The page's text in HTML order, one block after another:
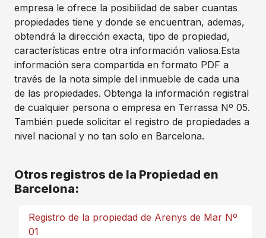
empresa le ofrece la posibilidad de saber cuantas
propiedades tiene y donde se encuentran, ademas,
obtendrá la dirección exacta, tipo de propiedad,
características entre otra información valiosa.Esta
información sera compartida en formato PDF a
través de la nota simple del inmueble de cada una
de las propiedades. Obtenga la información registral
de cualquier persona o empresa en Terrassa Nº 05.
También puede solicitar el registro de propiedades a
nivel nacional y no tan solo en Barcelona.
Otros registros de la Propiedad en
Barcelona:
Registro de la propiedad de Arenys de Mar Nº
01